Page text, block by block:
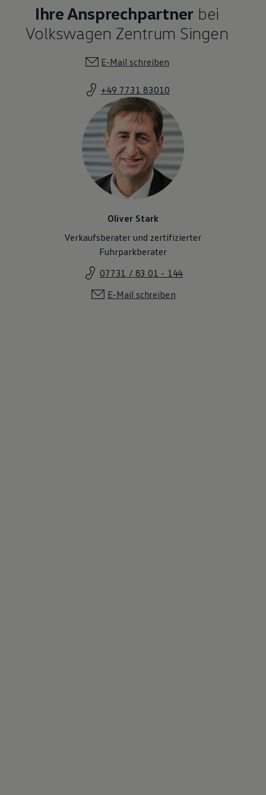
Ihre Ansprechpartner bei
Volkswagen Zentrum Singen
E-Mail schreiben
+49 7731 83010
Oliver Stark
Verkaufsberater und zertifizierter
Fuhrparkberater
07731 / 83 01 - 144
E-Mail schreiben